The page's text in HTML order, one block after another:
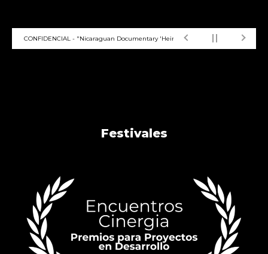
CONFIDENCIAL - "Nicaraguan Documentary 'Heiress of the Wind' to Screen in
Festivales